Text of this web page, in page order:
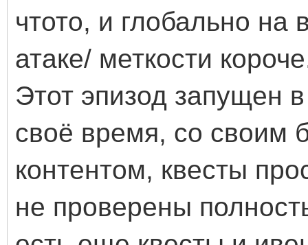
чтото, и глобально
атаке/ меткости
Этот эпизод запущен
своё время, со своим
контентом, квесты
не проверены